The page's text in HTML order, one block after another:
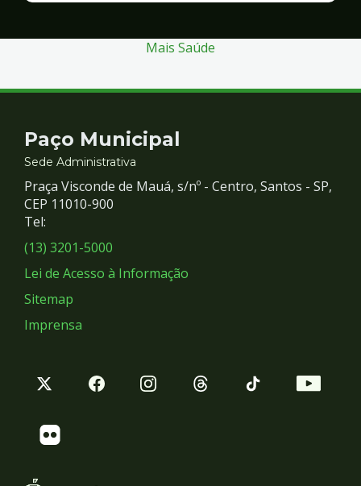
Segurança
Mais Saúde
Contato
e
Redes
Sociais
Paço Municipal
Sede Administrativa
Praça Visconde de Mauá, s/nº - Centro, Santos - SP,
CEP 11010-900
Tel:
(13) 3201-5000
Lei de Acesso à Informação
Sitemap
Imprensa